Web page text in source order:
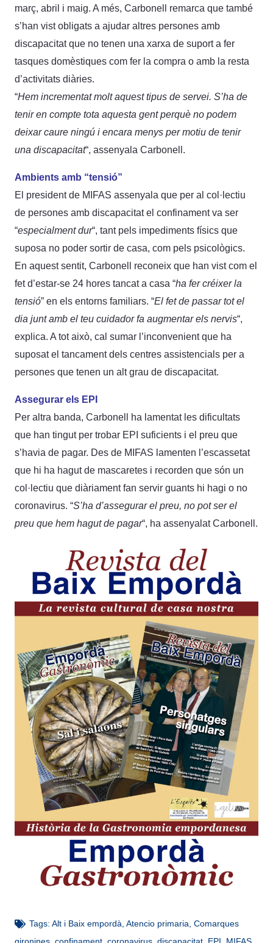
març, abril i maig. A més, Carbonell remarca que també
s’han vist obligats a ajudar altres persones amb
discapacitat que no tenen una xarxa de suport a fer
tasques domèstiques com fer la compra o amb la resta
d’activitats diàries.
“Hem incrementat molt aquest tipus de servei. S’ha de
tenir en compte tota aquesta gent perquè no podem
deixar caure ningú i encara menys per motiu de tenir
una discapacitat“, assenyala Carbonell.
Ambients amb “tensió”
El president de MIFAS assenyala que per al col·lectiu
de persones amb discapacitat el confinament va ser
“especialment dur“, tant pels impediments físics que
suposa no poder sortir de casa, com pels psicològics.
En aquest sentit, Carbonell reconeix que han vist com el
fet d’estar-se 24 hores tancat a casa “ha fer créixer la
tensió” en els entorns familiars. “El fet de passar tot el
dia junt amb el teu cuidador fa augmentar els nervis“,
explica. A tot això, cal sumar l’inconvenient que ha
suposat el tancament dels centres assistencials per a
persones que tenen un alt grau de discapacitat.
Assegurar els EPI
Per altra banda, Carbonell ha lamentat les dificultats
que han tingut per trobar EPI suficients i el preu que
s’havia de pagar. Des de MIFAS lamenten l’escassetat
que hi ha hagut de mascaretes i recorden que són un
col·lectiu que diàriament fan servir guants hi hagi o no
coronavirus. “S’ha d’assegurar el preu, no pot ser el
preu que hem hagut de pagar“, ha assenyalat Carbonell.
Tags: Alt i Baix empordà Atencio primaria Comarques